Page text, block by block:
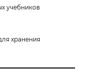
учебников
хранения